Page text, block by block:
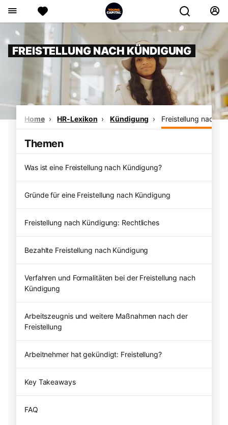
FREISTELLUNG NACH KÜNDIGUNG
Home HR-Lexikon Kündigung Freistellung nach
Themen
Was ist eine Freistellung nach Kündigung?
Gründe für eine Freistellung nach Kündigung
Freistellung nach Kündigung: Rechtliches
Bezahlte Freistellung nach Kündigung
Verfahren und Formalitäten bei der Freistellung nach
Kündigung
Arbeitszeugnis und weitere Maßnahmen nach der
Freistellung
Arbeitnehmer hat gekündigt: Freistellung?
Key Takeaways
FAQ